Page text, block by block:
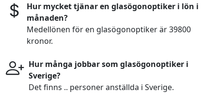
Hur mycket tjänar en glasögonoptiker i lön i
månaden?
Medellönen för en glasögonoptiker är 39800
kronor.
Hur många jobbar som glasögonoptiker i
Sverige?
Det finns .. personer anställda i Sverige.